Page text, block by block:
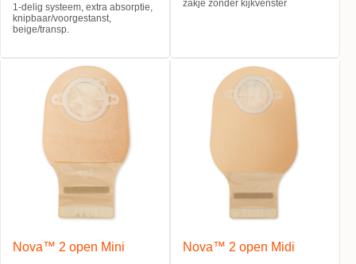
1-delig systeem, extra absorptie,
knipbaar/voorgestanst,
beige/transp.
zakje zonder kijkvenster
Nova™ 2 open Mini Nova™ 2 open Midi